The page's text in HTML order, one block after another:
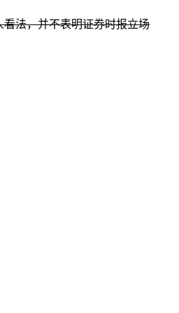
法，并不表明证券时报立场